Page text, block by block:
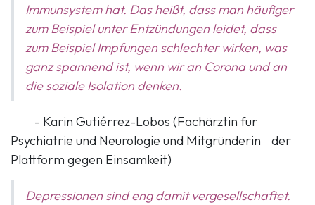
Immunsystem hat. Das heißt, dass man häufiger
zum Beispiel unter Entzündungen leidet, dass
zum Beispiel Impfungen schlechter wirken, was
ganz spannend ist, wenn wir an Corona und an
die soziale Isolation denken.
- ​Karin Gutiérrez-Lobos (Fachärztin für
Psychiatrie und Neurologie und Mitgründerin
​der
Plattform gegen Einsamkeit)
Depressionen sind eng damit vergesellschaftet.